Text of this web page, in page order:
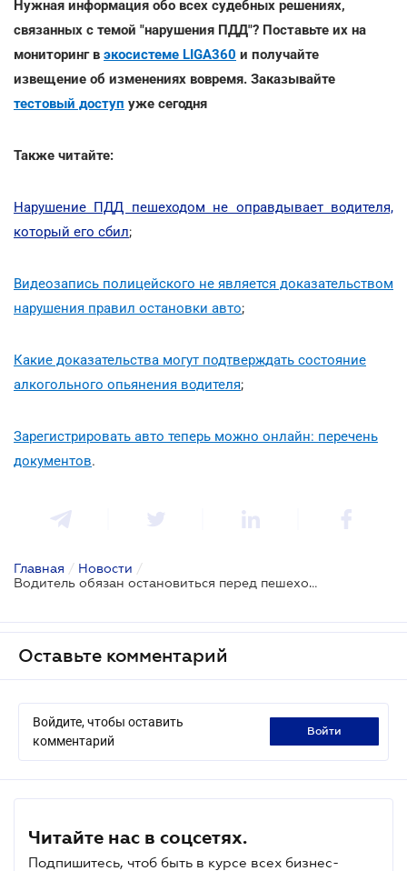
Нужная информация обо всех судебных решениях,
связанных с темой "нарушения ПДД"? Поставьте их на
мониторинг в экосистеме LIGA360 и получайте
извещение об изменениях вовремя. Заказывайте
тестовый доступ уже сегодня
Также читайте:
Нарушение ПДД пешеходом не оправдывает водителя,
который его сбил;
Видеозапись полицейского не является доказательством
нарушения правил остановки авто;
Какие доказательства могут подтверждать состояние
алкогольного опьянения водителя;
Зарегистрировать авто теперь можно онлайн: перечень
документов.
Главная / Новости /
Водитель обязан остановиться перед пешеходом, идущим на красный
Оставьте комментарий
Войдите, чтобы оставить
комментарий
войти
Читайте нас в соцсетях.
Подпишитесь, чтоб быть в курсе всех бизнес-